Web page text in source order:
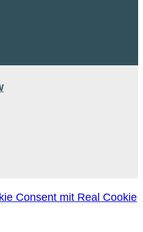
Consent mit Real Cookie